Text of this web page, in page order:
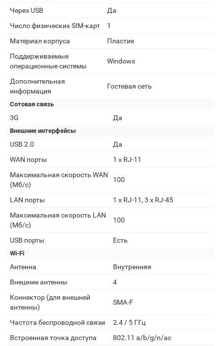
Через USB
Да
Число физических SIM-карт
1
Материал корпуса
Пластик
Поддерживаемые
операционные системы
Windows
Дополнительная
информация
Гостевая сеть
Сотовая связь
3G Да
Внешние интерфейсы
USB 2.0
Да
WAN порты
1 x RJ-11
Максимальная скорость WAN
(Мб/с)
100
LAN порты
1 х RJ-11, 3 х RJ-45
Максимальная скорость LAN
(Мб/с)
100
USB порты Есть
Wi-Fi
Антенна
Внутренняя
Внешние антенны
4
Коннектор (для внешней
антенны)
SMA-F
Частота беспроводной связи
2.4 / 5 ГГц
Встроенная точка доступа
802.11 a/b/g/n/ас